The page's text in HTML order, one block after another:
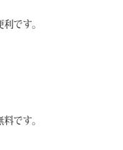
です。
です。